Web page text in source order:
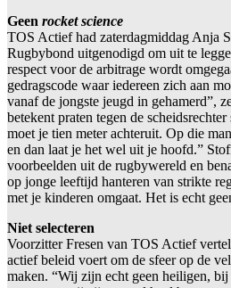
Geen rocket science
TOS Actief had zaterdagmiddag Anja
Rugbybond uitgenodigd om uit te
respect voor de arbitrage wordt
gedragscode waar iedereen zich aan
vanaf de jongste jeugd in gehamerd”,
betekent praten tegen de
moet je tien meter achteruit. Op die
en dan laat je het wel uit je hoofd.”
voorbeelden uit de rugbywereld en
op jonge leeftijd hanteren van strikte
met je kinderen omgaat. Het is echt
Niet selecteren
Voorzitter Fresen van TOS Actief
actief beleid voert om de sfeer op de
maken. “Wij zijn echt geen heiligen,